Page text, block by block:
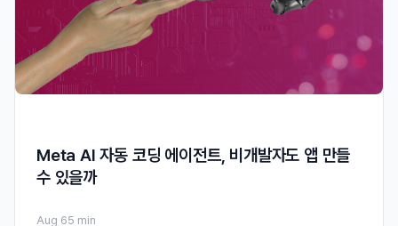
Meta AI 자동 코딩 에이전트, 비개발자도 앱 만들
수 있을까
Aug 65 min